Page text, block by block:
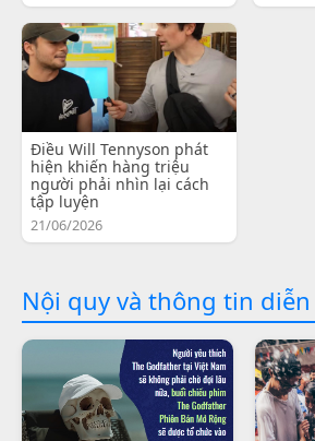
Điều Will Tennyson phát
hiện khiến hàng triệu
người phải nhìn lại cách
tập luyện
21/06/2026
Nội quy và thông tin